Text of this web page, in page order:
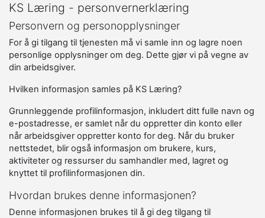
KS Læring - personvernerklæring
Personvern og personopplysninger
For å gi tilgang til tjenesten må vi samle inn og lagre noen
personlige opplysninger om deg. Dette gjør vi på vegne av
din arbeidsgiver.
Hvilken informasjon samles på KS Læring?
Grunnleggende profilinformasjon, inkludert ditt fulle navn og
e-postadresse, er samlet når du oppretter din konto eller
når arbeidsgiver oppretter konto for deg. Når du bruker
nettstedet, blir også informasjon om brukere, kurs,
aktiviteter og ressurser du samhandler med, lagret og
knyttet til profilinformasjonen din.
Hvordan brukes denne informasjonen?
Denne informasjonen brukes til å gi deg tilgang til